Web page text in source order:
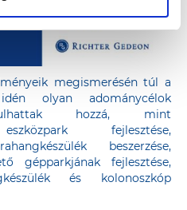
megismerésén túl a
olyan adománycélok
hozzá, mint
fejlesztése,
beszerzése,
gépparkjának fejlesztése,
és kolonoszkóp